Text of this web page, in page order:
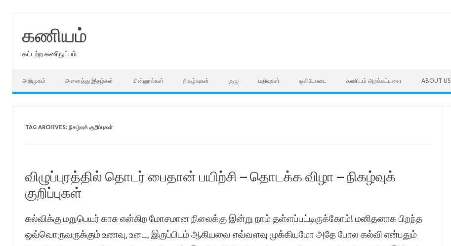
கணியம்
கட்டற்ற கணிநுட்பம்
அறிமுகம் அனைத்து இதழ்கள் மின்னூல்கள் நிகழ்வுகள் குழு பதிவுகள் ஒலியோடை கணியம் அறக்கட்டளை ABOUT US
TAG ARCHIVES: நிகழ்வுக் குறிப்புகள்
விழுப்புரத்தில் தொடர் பைதான் பயிற்சி – தொடக்க விழா – நிகழ்வுக்
குறிப்புகள்
கல்விக்கு மறுபெயர் காசு என்கிற மோசமான நிலைக்கு இன்று நாம் தள்ளப்பட்டிருக்கோம்! மனிதனாக பிறந்த
ஒவ்வொருவருக்கும் உணவு, உடை, இருப்பிடம் ஆகியவை எவ்வளவு முக்கியமோ அதே போல கல்வி என்பதும்